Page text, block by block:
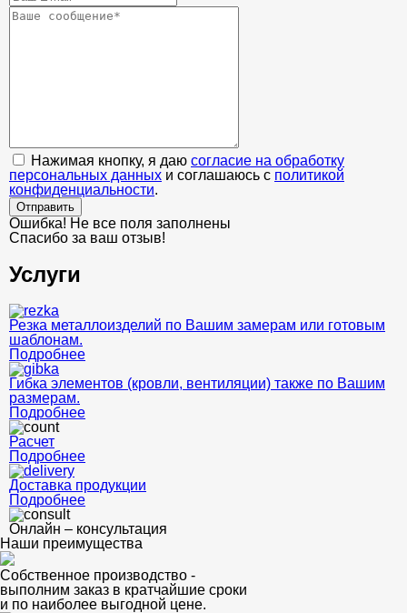
Нажимая кнопку, я даю согласие на обработку
персональных данных и соглашаюсь с политикой
конфиденциальности.
Отправить
Ошибка! Не все поля заполнены
Спасибо за ваш отзыв!
Услуги
Резка металлоизделий по Вашим замерам или готовым
шаблонам.
Подробнее
Гибка элементов (кровли, вентиляции) также по Вашим
размерам.
Подробнее
Расчет
Подробнее
Доставка продукции
Подробнее
Онлайн – консультация
Наши преимущества
Собственное производство -
выполним заказ в кратчайшие сроки
и по наиболее выгодной цене.